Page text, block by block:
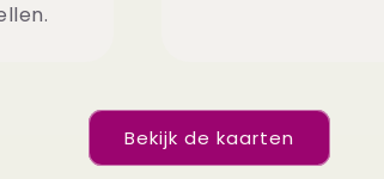
Bekijk de kaarten